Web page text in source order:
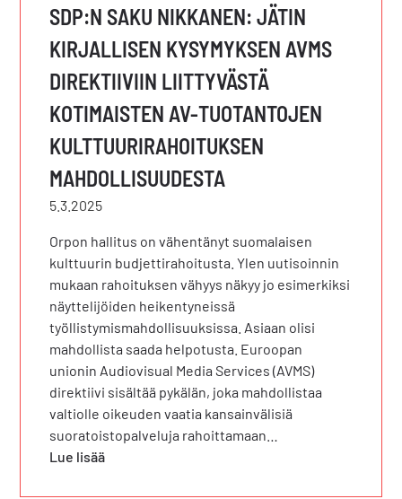
SDP:N SAKU NIKKANEN: JÄTIN
KIRJALLISEN KYSYMYKSEN AVMS
DIREKTIIVIIN LIITTYVÄSTÄ
KOTIMAISTEN AV-TUOTANTOJEN
KULTTUURIRAHOITUKSEN
MAHDOLLISUUDESTA
5.3.2025
Orpon hallitus on vähentänyt suomalaisen
kulttuurin budjettirahoitusta. Ylen uutisoinnin
mukaan rahoituksen vähyys näkyy jo esimerkiksi
näyttelijöiden heikentyneissä
työllistymismahdollisuuksissa. Asiaan olisi
mahdollista saada helpotusta. Euroopan
unionin Audiovisual Media Services (AVMS)
direktiivi sisältää pykälän, joka mahdollistaa
valtiolle oikeuden vaatia kansainvälisiä
suoratoistopalveluja rahoittamaan…
Lue lisää